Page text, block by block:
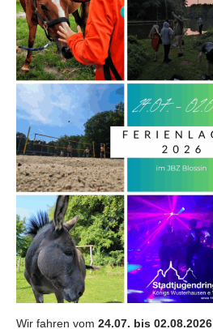
o
r
:
Wir fahren vom 24.07. bis 02.08.2026